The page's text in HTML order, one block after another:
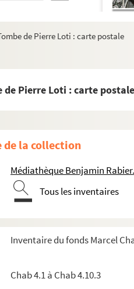
de Pierre Loti : carte postale
de Pierre Loti : carte postale
la collection
Médiathèque Benjamin
Tous les inventaires
Inventaire du fonds Marcel
Chab 4.1 à Chab 4.10.3
Marcel Chabot
à Marcel Chabot, préfaces